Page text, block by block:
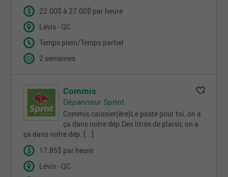
22.00$ à 27.00$ par heure
Lévis - QC
Temps plein/Temps partiel
2 semaines
Commis
Dépanneur Sprint
Commis caissier(ère)Le poste pour toi, on a
ça dans notre dép.Des litres de plaisir, on a
ça dans notre dép. [...]
17.85$ par heure
Lévis - QC